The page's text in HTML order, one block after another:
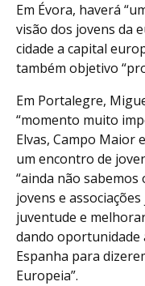
Em Évora, haverá
visão dos jovens da
cidade a capital
também objetivo
Em Portalegre,
“momento muito
Elvas, Campo Maior
um encontro de
“ainda não
jovens e
juventude e
dando oportunidade
Espanha para
Europeia”.